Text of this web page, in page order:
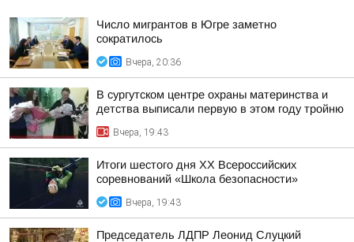
Число мигрантов в Югре заметно
сократилось
Вчера, 20:36
В сургутском центре охраны материнства и
детства выписали первую в этом году тройню
Вчера, 19:43
Итоги шестого дня XX Всероссийских
соревнований «Школа безопасности»
Вчера, 19:43
Председатель ЛДПР Леонид Слуцкий